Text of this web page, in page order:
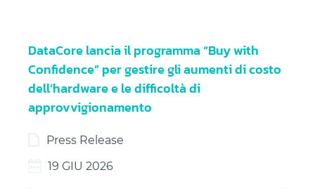
DataCore lancia il programma “Buy with
Confidence” per gestire gli aumenti di costo
dell’hardware e le difficoltà di
approvvigionamento
Press Release
19 GIU 2026